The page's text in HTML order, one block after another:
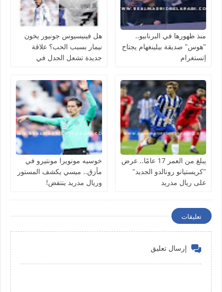
منذ ظهورها في البرنابيو..
"هوس" صديقة بيلينغهام يجتاح
إنستغرام
هل فينيسيوس جونيور يخون
نيمار بسبب الحب؟ علاقة
جديدة تشعل الجدل في
يبلغ من العمر 17 عامًا.. عرض
"كريستيانو رونالدو الجديد"
على ريال مدريد
خوسيه مونويرا مونتيرو في
مأزق.. ميسي يكشف المستور
وريال مدريد ينتفض!
تعليقات
إرسال تعليق